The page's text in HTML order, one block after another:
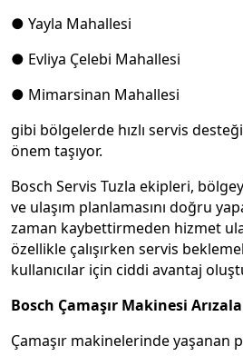
● Yayla Mahallesi
● Evliya Çelebi Mahallesi
● Mimarsinan Mahallesi
gibi bölgelerde hızlı servis
önem taşıyor.
Bosch Servis Tuzla ekipleri,
ve ulaşım planlamasını doğru
zaman kaybettirmeden hizmet
özellikle çalışırken servis
kullanıcılar için ciddi avantaj
Bosch Çamaşır Makinesi
Çamaşır makinelerinde yaşanan